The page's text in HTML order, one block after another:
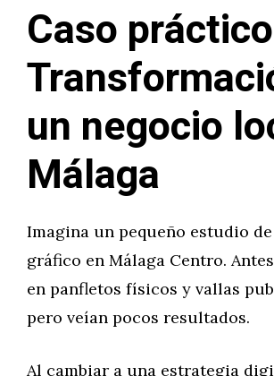
Caso
un negocio
Málaga
Imagina un pequeño estudio
gráfico en Málaga Centro.
en panfletos físicos y vallas
pero veían pocos resultados.
Al cambiar a una estrategia